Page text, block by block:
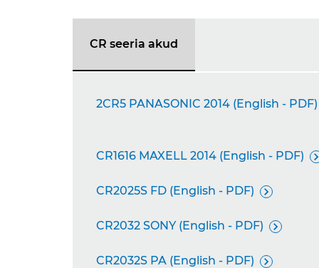
CR seeria akud
2CR5 PANASONIC 2014 (English - PDF)
CR1616 MAXELL 2014 (English - PDF) 
CR2025S FD (English - PDF) 
CR2032 SONY (English - PDF) 
CR2032S PA (English - PDF) 